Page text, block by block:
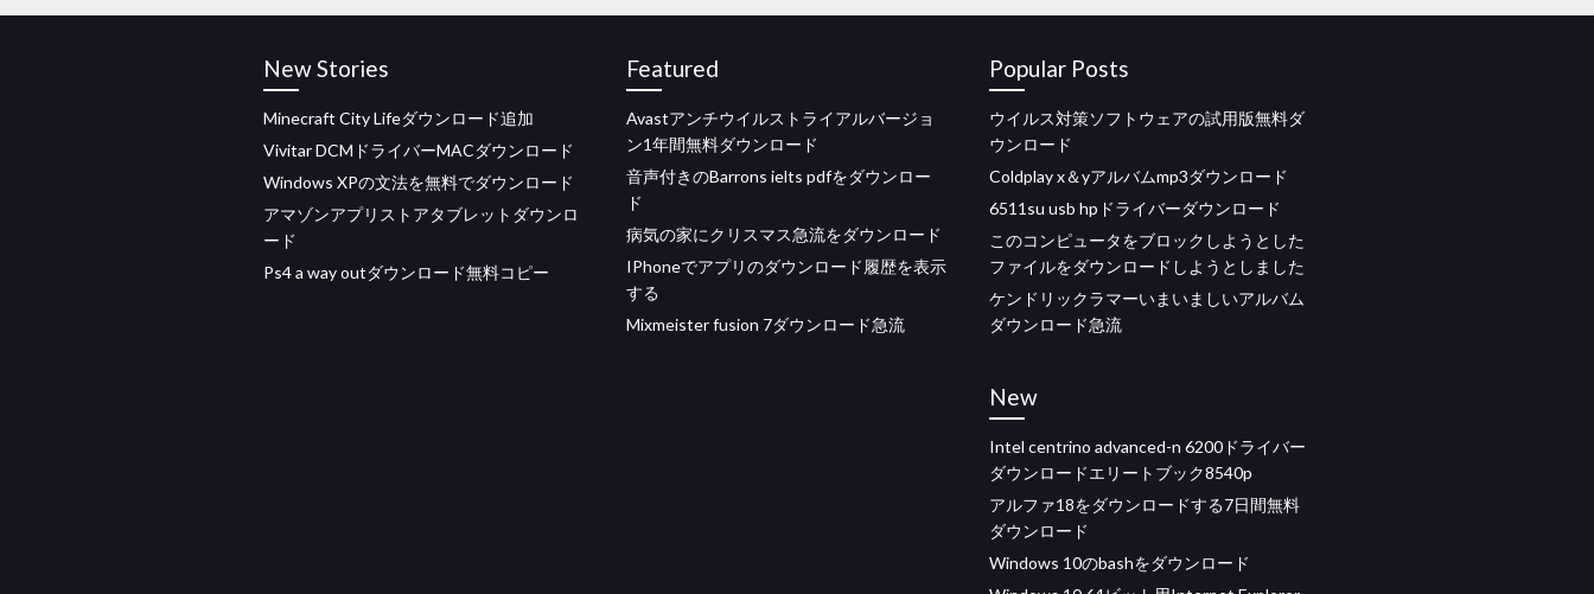
New Stories
Minecraft City Lifeダウンロード追加
Vivitar DCMドライバーMACダウンロード
Windows XPの文法を無料でダウンロード
アマゾンアプリストアタブレットダウンロ
ード
Ps4 a way outダウンロード無料コピー
Featured
Avastアンチウイルストライアルバージョ
ン1年間無料ダウンロード
音声付きのBarrons ielts pdfをダウンロー
ド
病気の家にクリスマス急流をダウンロード
IPhoneでアプリのダウンロード履歴を表示
する
Mixmeister fusion 7ダウンロード急流
Popular Posts
ウイルス対策ソフトウェアの試用版無料ダ
ウンロード
Coldplay x＆yアルバムmp3ダウンロード
6511su usb hpドライバーダウンロード
このコンピュータをブロックしようとした
ファイルをダウンロードしようとしました
ケンドリックラマーいまいましいアルバム
ダウンロード急流
New
Intel centrino advanced-n 6200ドライバー
ダウンロードエリートブック8540p
アルファ18をダウンロードする7日間無料
ダウンロード
Windows 10のbashをダウンロード